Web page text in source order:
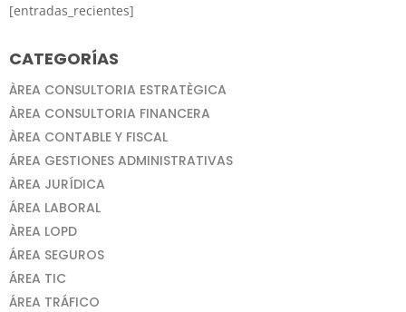
[entradas_recientes]
CATEGORÍAS
ÀREA CONSULTORIA ESTRATÈGICA
ÀREA CONSULTORIA FINANCERA
ÀREA CONTABLE Y FISCAL
ÁREA GESTIONES ADMINISTRATIVAS
ÀREA JURÍDICA
ÁREA LABORAL
ÀREA LOPD
ÁREA SEGUROS
ÁREA TIC
ÁREA TRÁFICO